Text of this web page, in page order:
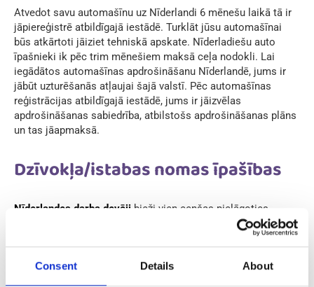
Consent Details About
Atvedot savu automašīnu uz Nīderlandi 6 mēnešu laikā tā ir
jāpiereģistrē atbildīgajā iestādē. Turklāt jūsu automašīnai
būs atkārtoti jāiziet tehniskā apskate. Nīderladiešu auto
īpašnieki ik pēc trim mēnešiem maksā ceļa nodokli. Lai
iegādātos automašīnas apdrošināšanu Nīderlandē, jums ir
jābūt uzturēšanās atļaujai šajā valstī. Pēc automašīnas
reģistrācijas atbildīgajā iestādē, jums ir jāizvēlas
apdrošināšanas sabiedrība, atbilstošs apdrošināšanas plāns
un tas jāapmaksā.
Dzīvokļa/istabas nomas īpašības
Nīderlandes darba devēji bieži vien cenšas pielāgoties
darbinieku vajadzībām, un pirms ierašanās piedāvā izīrēt
dzīvokli, vai istabu. Tomēr, ja šāda veida piedāvājums nav
izraisīt ”galvassāpes”. Lai gan holandieši brīvi runā angliski,
ne visi dzīvokļu, vai istabu izīrētāji būs gatavi īres saistībām